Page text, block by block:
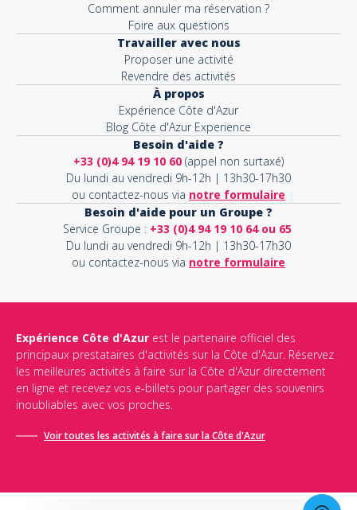
Comment annuler ma réservation ?
Foire aux questions
Travailler avec nous
Proposer une activité
Revendre des activités
À propos
Expérience Côte d'Azur
Blog Côte d'Azur Experience
Besoin d'aide ?
+33 (0)4 94 19 10 60 (appel non surtaxé)
Du lundi au vendredi 9h-12h | 13h30-17h30
ou contactez-nous via notre formulaire
Besoin d'aide pour un Groupe ?
Service Groupe : +33 (0)4 94 19 10 64 ou 65
Du lundi au vendredi 9h-12h | 13h30-17h30
ou contactez-nous via notre formulaire
Expérience Côte d'Azur est le partenaire officiel des
principaux prestataires d'activités sur la Côte d'Azur. Réservez
les meilleures activités à faire sur la Côte d'Azur directement
en ligne et recevez vos e-billets pour partager des souvenirs
inoubliables avec vos proches.
Voir toutes les activités à faire sur la Côte d'Azur